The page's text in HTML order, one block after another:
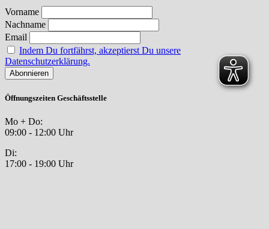
Vorname
Nachname
Email
Indem Du fortfährst, akzeptierst Du unsere
Datenschutzerklärung.
Öffnungszeiten Geschäftsstelle
Mo + Do:
09:00 - 12:00 Uhr
Di:
17:00 - 19:00 Uhr